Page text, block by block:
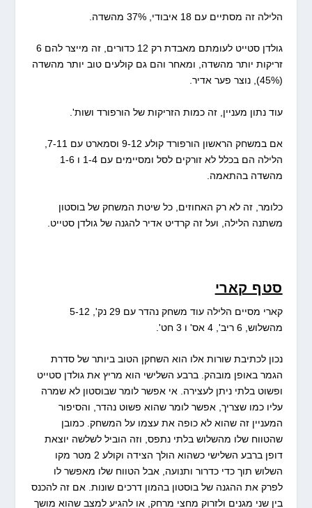
הלילה זה מסתיים עם 18 איבודי, 37% מהשדה.
גולדן סטייט לעומתם מאבדת רק 12 כדורים, זה מייצר להם 6
זריקות יותר מהשדה, ומאחר והם גם קולעים טוב יותר מהשדה
(45%), נוצר פער אדיר.
עוד נתון מעניין, זה כמות הזריקות של הורפורד ושות'.
הלילה הם בכלל לא זורקים לסל ומסיימים עם 1-4 ו 1-6
מהשדה בהתאמה.
כלומר, זה לא רק האחוזים, כל שיטת המשחק של בוסטון
משתנה הלילה, ועל זה קרדיט אדיר להגנה של גולדן סטייט.
סטף קארי
קארי מסיים הלילה עוד משחק נהדר עם 29 נק', 5-12
מהשלוש, 6 ריב', 4 אס' ו 3 חט'.
נכון לכתיבת שורות אלו הוא השחקן הטוב ביותר של סדרת
הגמר באופן מובהק. ברבע השלישי הוא מריץ את גולדן סטייט
ופשוט בלתי ניתן לעצירה. אי אפשר לומר שבוסטון לא שמרה
עליו כמו שצריך, אפשר לומר שהוא פשוט נהדר, והסיפור
המעניין זה שהוא לא כופה את עצמו על המשחק. כמובן
שהטווח שלו מהשלוש בלתי נתפס, וזה הוביל לשלשה יוצאת
דופן ברבע השלישי כשהוא הולך הצידה וקולע 2 מטר מקו
השלוש תוך כדי כדרור ותנועה, אבל הטווח שלו מאפשר לו
לפרק את ההגנה של בוסטון בהמון דרכים שונות. אם זה להכנס
בין שני מגנים ולזרוק מחצי מרחק, או להגיע למצב שהוא מושך